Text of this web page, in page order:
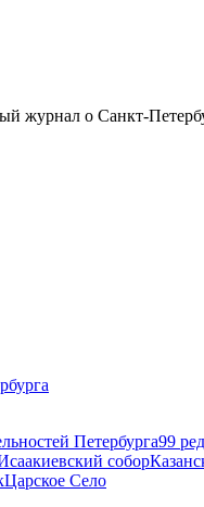
журнал о Санкт-
Петербурга99
собор
Царское Село